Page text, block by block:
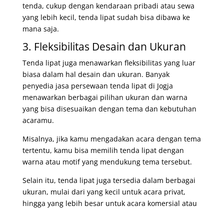
tenda, cukup dengan kendaraan pribadi atau sewa
yang lebih kecil, tenda lipat sudah bisa dibawa ke
mana saja.
3. Fleksibilitas Desain dan Ukuran
Tenda lipat juga menawarkan fleksibilitas yang luar
biasa dalam hal desain dan ukuran. Banyak
penyedia jasa persewaan tenda lipat di Jogja
menawarkan berbagai pilihan ukuran dan warna
yang bisa disesuaikan dengan tema dan kebutuhan
acaramu.
Misalnya, jika kamu mengadakan acara dengan tema
tertentu, kamu bisa memilih tenda lipat dengan
warna atau motif yang mendukung tema tersebut.
Selain itu, tenda lipat juga tersedia dalam berbagai
ukuran, mulai dari yang kecil untuk acara privat,
hingga yang lebih besar untuk acara komersial atau